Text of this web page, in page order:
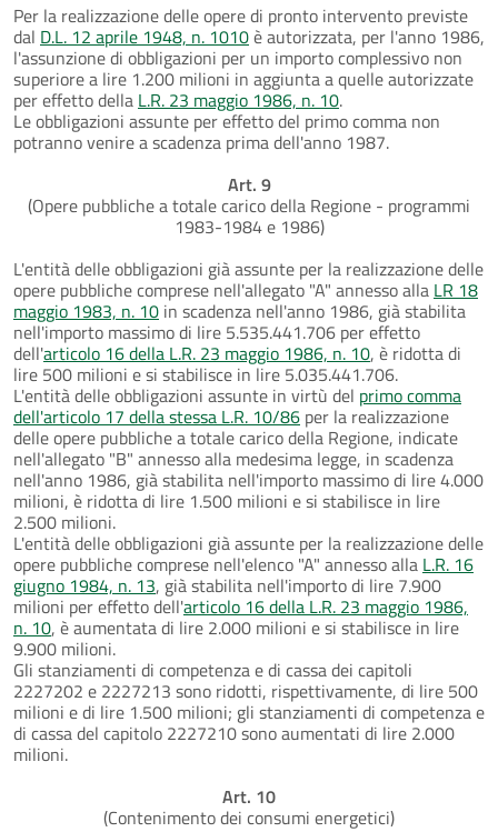
Per la realizzazione delle opere di pronto intervento previste
dal D.L. 12 aprile 1948, n. 1010è autorizzata, per l'anno 1986,
l'assunzione di obbligazioni per un importo complessivo non
superiore a lire 1.200 milioni in aggiunta a quelle autorizzate
per effetto della L.R. 23 maggio 1986, n. 10.
Le obbligazioni assunte per effetto del primo comma non
potranno venire a scadenza prima dell'anno 1987.
Art. 9
(Opere pubbliche a totale carico della Regione - programmi
1983-1984 e 1986)
L'entità delle obbligazioni già assunte per la realizzazione delle
opere pubbliche comprese nell'allegato "A" annesso alla LR 18
maggio 1983, n. 10 in scadenza nell'anno 1986, già stabilita
nell'importo massimo di lire 5.535.441.706 per effetto
dell'articolo 16 della L.R. 23 maggio 1986, n. 10, è ridotta di
lire 500 milioni e si stabilisce in lire 5.035.441.706.
L'entità delle obbligazioni assunte in virtù del primo comma
dell'articolo 17 della stessa L.R. 10/86 per la realizzazione
delle opere pubbliche a totale carico della Regione, indicate
nell'allegato "B" annesso alla medesima legge, in scadenza
nell'anno 1986, già stabilita nell'importo massimo di lire 4.000
milioni, è ridotta di lire 1.500 milioni e si stabilisce in lire
2.500 milioni.
L'entità delle obbligazioni già assunte per la realizzazione delle
opere pubbliche comprese nell'elenco "A" annesso alla L.R. 16
giugno 1984, n. 13, già stabilita nell'importo di lire 7.900
milioni per effetto dell'articolo 16 della L.R. 23 maggio 1986,
n. 10, è aumentata di lire 2.000 milioni e si stabilisce in lire
9.900 milioni.
Gli stanziamenti di competenza e di cassa dei capitoli
2227202 e 2227213 sono ridotti, rispettivamente, di lire 500
milioni e di lire 1.500 milioni; gli stanziamenti di competenza e
di cassa del capitolo 2227210 sono aumentati di lire 2.000
milioni.
Art. 10
(Contenimento dei consumi energetici)